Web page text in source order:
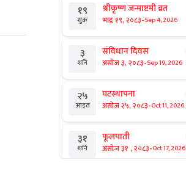
१९
शुक्र
श्रीकृष्ण जन्माष्टमी व्रत
भाद्र १९, २०८३-Sep 4, 2026
३
शनि
संविधान दिवस
असोज ३, २०८३-Sep 19, 2026
२५
आइत
घटस्थापना
असोज २५, २०८३-Oct 11, 2026
३१
शनि
फूलपाती
असोज ३१ , २०८३-Oct 17, 2026